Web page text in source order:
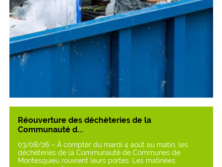
Réouverture des déchèteries de la
Communauté d...
03/08/26 – À compter du mardi 4 août au matin, les
déchèteries de la Communauté de Communes de
Montesquieu rouvrent leurs portes. Les matinées